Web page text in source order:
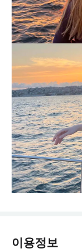
이용정보